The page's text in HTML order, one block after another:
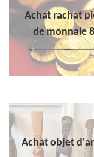
Achat rachat
de monnaie
Achat objet